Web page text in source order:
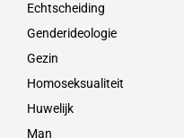
Echtscheiding
Genderideologie
Gezin
Homoseksualiteit
Huwelijk
Man